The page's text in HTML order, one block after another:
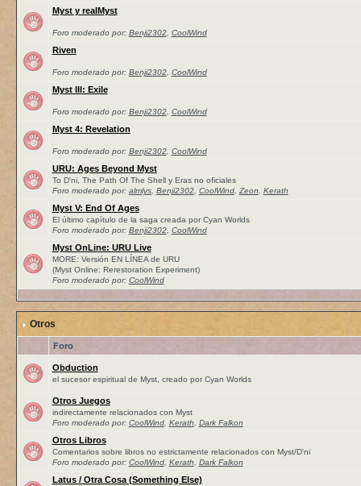
Myst y realMyst
Foro moderado por: Benji2302, CoolWind
Riven
Foro moderado por: Benji2302, CoolWind
Myst III: Exile
Foro moderado por: Benji2302, CoolWind
Myst 4: Revelation
Foro moderado por: Benji2302, CoolWind
URU: Ages Beyond Myst
To D'ni, The Path Of The Shell y Eras no oficiales
Foro moderado por: almlys, Benji2302, CoolWind, Zeon Kerath
Myst V: End Of Ages
El último capítulo de la saga creada por Cyan Worlds
Foro moderado por: Benji2302, CoolWind
Myst OnLine: URU Live
MORE: Versión EN LÍNEA de URU
(Myst Online: Rerestoration Experiment)
Foro moderado por: CoolWind
Otros
Foro
Obduction
el sucesor espiritual de Myst, creado por Cyan Worlds
Otros Juegos
indirectamente relacionados con Myst
Foro moderado por: CoolWind, Kerath Dark Falkon
Otros Libros
Comentarios sobre libros no estrictamente relacionados con Myst/D'ni
Foro moderado por: CoolWind, Kerath Dark Falkon
Latus / Otra Cosa (Something Else)